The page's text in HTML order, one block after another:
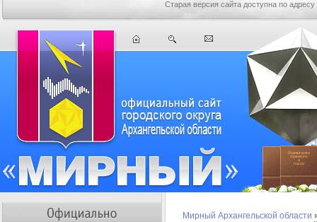
Старая версия сайта доступна по адресу
Мирный Архангельской области